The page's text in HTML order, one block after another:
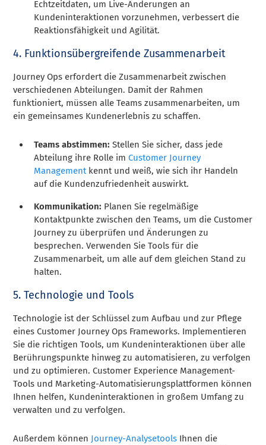
Echtzeitdaten, um Live-Änderungen an
Kundeninteraktionen vorzunehmen, verbessert die
Reaktionsfähigkeit und Agilität.
4. Funktionsübergreifende Zusammenarbeit
Journey Ops erfordert die Zusammenarbeit zwischen
verschiedenen Abteilungen. Damit der Rahmen
funktioniert, müssen alle Teams zusammenarbeiten, um
ein gemeinsames Kundenerlebnis zu schaffen.
Teams abstimmen: Stellen Sie sicher, dass jede
Abteilung ihre Rolle imCustomer Journey
Managementkennt und weiß, wie sich ihr Handeln
auf die Kundenzufriedenheit auswirkt.
Kommunikation: Planen Sie regelmäßige
Kontaktpunkte zwischen den Teams, um die Customer
Journey zu überprüfen und Änderungen zu
besprechen. Verwenden Sie Tools für die
Zusammenarbeit, um alle auf dem gleichen Stand zu
halten.
5. Technologie und Tools
Technologie ist der Schlüssel zum Aufbau und zur Pflege
eines Customer Journey Ops Frameworks. Implementieren
Sie die richtigen Tools, um Kundeninteraktionen über alle
Berührungspunkte hinweg zu automatisieren, zu verfolgen
und zu optimieren. Customer Experience Management-
Tools und Marketing-Automatisierungsplattformen können
Ihnen helfen, Kundeninteraktionen in großem Umfang zu
verwalten und zu verfolgen.
Außerdem können Journey-Analysetools Ihnen die